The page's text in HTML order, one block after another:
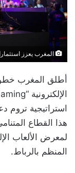
المغرب يعزز
أطلق المغرب
استراتيجية تروم
هذا القطاع
المنظم بالرباط.